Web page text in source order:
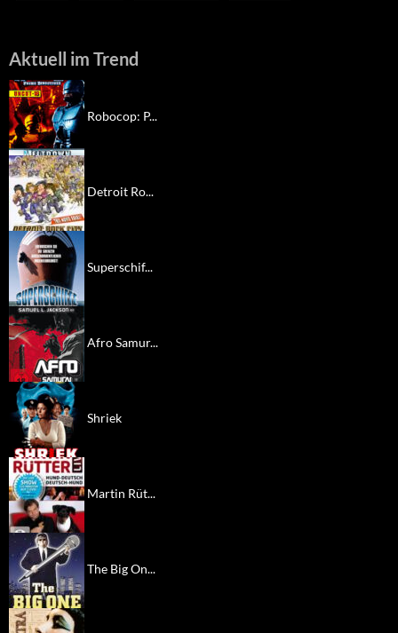
Aktuell im Trend
Robocop: P...
Detroit Ro...
Superschif...
Afro Samur...
Shriek
Martin Rüt...
The Big On...